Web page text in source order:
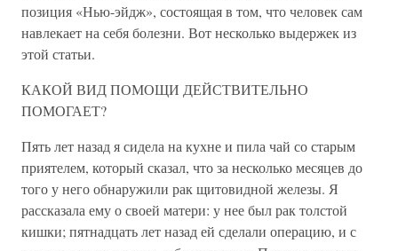
позиция «Нью-эйдж», состоящая в том, что человек сам
навлекает на себя болезни. Вот несколько выдержек из
этой статьи.
КАКОЙ ВИД ПОМОЩИ ДЕЙСТВИТЕЛЬНО
ПОМОГАЕТ?
Пять лет назад я сидела на кухне и пила чай со старым
приятелем, который сказал, что за несколько месяцев до
того у него обнаружили рак щитовидной железы. Я
рассказала ему о своей матери: у нее был рак толстой
кишки; пятнадцать лет назад ей сделали операцию, и с